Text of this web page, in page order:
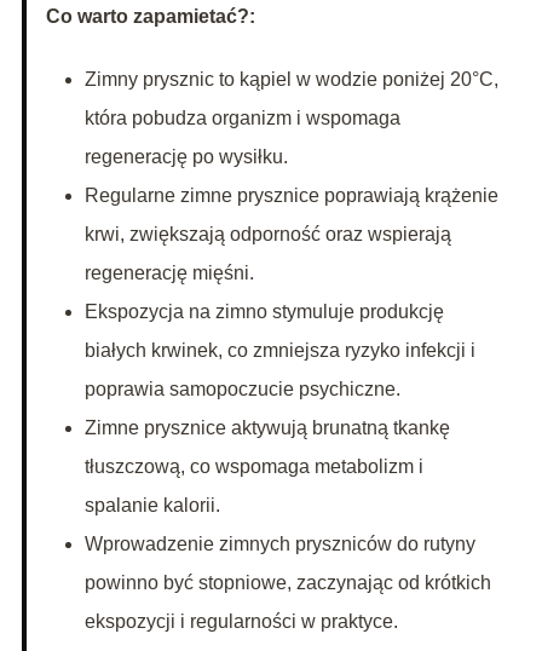
Co warto zapamietać?:
Zimny prysznic to kąpiel w wodzie poniżej 20°C,
która pobudza organizm i wspomaga
regenerację po wysiłku.
Regularne zimne prysznice poprawiają krążenie
krwi, zwiększają odporność oraz wspierają
regenerację mięśni.
Ekspozycja na zimno stymuluje produkcję
białych krwinek, co zmniejsza ryzyko infekcji i
poprawia samopoczucie psychiczne.
Zimne prysznice aktywują brunatną tkankę
tłuszczową, co wspomaga metabolizm i
spalanie kalorii.
Wprowadzenie zimnych pryszniców do rutyny
powinno być stopniowe, zaczynając od krótkich
ekspozycji i regularności w praktyce.